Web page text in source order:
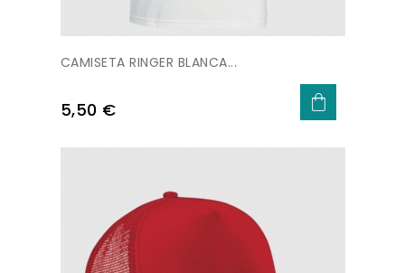
CAMISETA RINGER BLANCA...
Precio
5,50 €